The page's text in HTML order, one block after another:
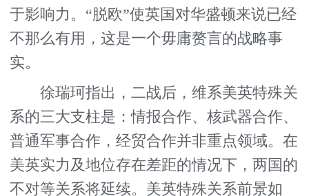
于影响力。“脱欧”使英国对华盛顿来说已经
不那么有用，这是一个毋庸赘言的战略事
实。
徐瑞珂指出，二战后，维系美英特殊关
系的三大支柱是：情报合作、核武器合作、
普通军事合作，经贸合作并非重点领域。在
美英实力及地位存在差距的情况下，两国的
不对等关系将延续。美英特殊关系前景如